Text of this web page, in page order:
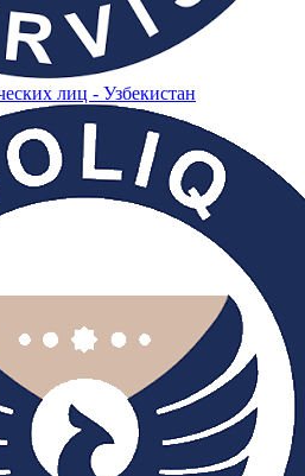
лиц - Узбекистан